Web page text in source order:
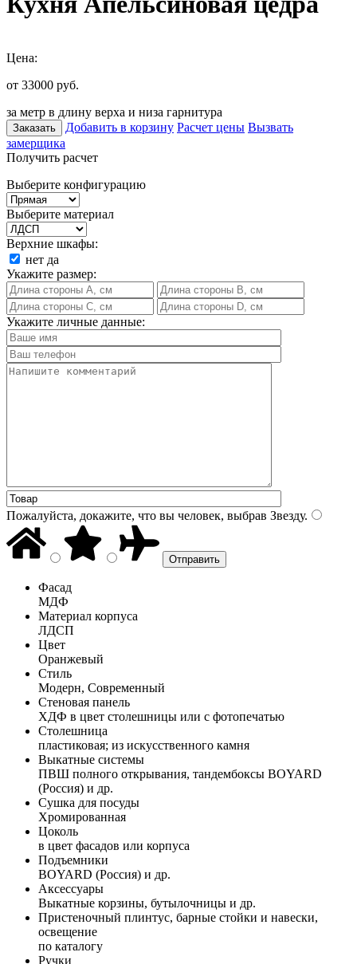
Цена:
от 33000 руб.
за метр в длину верха и низа гарнитура
Заказать Добавить в корзину Расчет цены Вызвать
замерщика
Получить расчет
Выберите конфигурацию
Выберите материал
Верхние шкафы:
нет да
Укажите размер:
Укажите личные данные:
Пожалуйста, докажите, что вы человек, выбрав Звезду.
Фасад
МДФ
Материал корпуса
ЛДСП
Цвет
Оранжевый
Стиль
Модерн, Современный
Стеновая панель
ХДФ в цвет столешницы или с фотопечатью
Столешница
пластиковая; из искусственного камня
Выкатные системы
ПВШ полного открывания, тандембоксы BOYARD
(Россия) и др.
Сушка для посуды
Хромированная
Цоколь
в цвет фасадов или корпуса
Подъемники
BOYARD (Россия) и др.
Аксессуары
Выкатные корзины, бутылочницы и др.
Пристеночный плинтус, барные стойки и навески,
освещение
по каталогу
Ручки